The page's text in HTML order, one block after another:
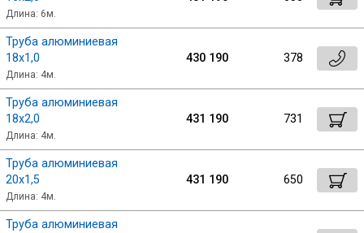
Длина: 6м.
Труба алюминиевая
18х1,0
Длина: 4м.
430 190 378
Труба алюминиевая
18х2,0
Длина: 4м.
431 190 731
Труба алюминиевая
20х1,5
Длина: 4м.
431 190 650
Труба алюминиевая